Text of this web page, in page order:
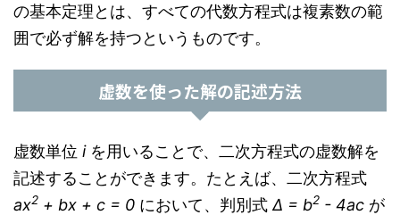
の基本定理とは、すべての代数方程式は複素数の範
囲で必ず解を持つというものです。
虚数を使った解の記述方法
虚数単位 iを用いることで、二次方程式の虚数解を
記述することができます。たとえば、二次方程式
ax2 + bx + c = 0 において、判別式 Δ = b2 - 4ac が